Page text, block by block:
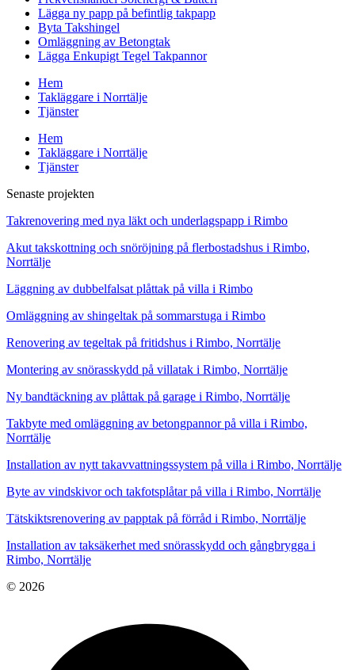
Lägga ny papp på befintlig takpapp
Byta Takshingel
Omläggning av Betongtak
Lägga Enkupigt Tegel Takpannor
Hem
Takläggare i Norrtälje
Tjänster
Hem
Takläggare i Norrtälje
Tjänster
Senaste projekten
Takrenovering med nya läkt och underlagspapp i Rimbo
Akut takskottning och snöröjning på flerbostadshus i Rimbo,
Norrtälje
Läggning av dubbelfalsat plåttak på villa i Rimbo
Omläggning av shingeltak på sommarstuga i Rimbo
Renovering av tegeltak på fritidshus i Rimbo, Norrtälje
Montering av snörasskydd på villatak i Rimbo, Norrtälje
Ny bandtäckning av plåttak på garage i Rimbo, Norrtälje
Takbyte med omläggning av betongpannor på villa i Rimbo,
Norrtälje
Installation av nytt takavvattningssystem på villa i Rimbo, Norrtälje
Byte av vindskivor och takfotsplåtar på villa i Rimbo, Norrtälje
Tätskiktsrenovering av papptak på förråd i Rimbo, Norrtälje
Installation av taksäkerhet med snörasskydd och gångbrygga i
Rimbo, Norrtälje
© 2026